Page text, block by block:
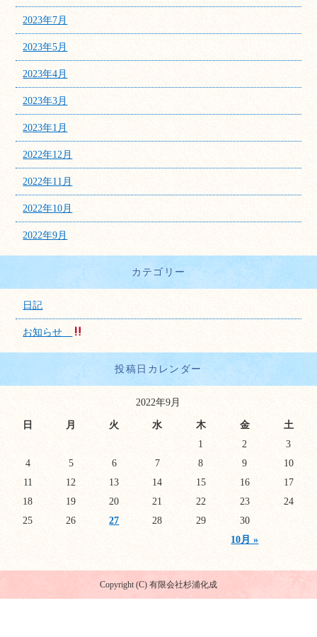
2023年7月
2023年5月
2023年4月
2023年3月
2023年1月
2022年12月
2022年11月
2022年10月
2022年9月
カテゴリー
日記
お知らせ
投稿日カレンダー
2022年9月
日 月 火 水 木 金 土
10月 »
1 2
3
4
5 6 7 8 9
10
11
12 13 14 15 16
17
18
19 20 21 22 23
24
25
26 27 28 29 30
Copyright (C) 有限会社杉浦化成